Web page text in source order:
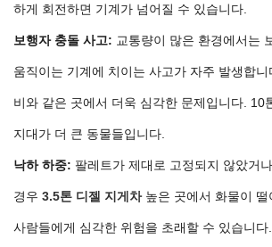
하게 회전하면 기계가 넘어질 수 있습니다.
보행자 충돌 사고: 교통량이 많은 환경에서는
움직이는 기계에 치이는 사고가 자주 발생합
비와 같은 곳에서 더욱 심각한 문제입니다. 10
지대가 더 큰 동물들입니다.
낙하 하중: 팔레트가 제대로 고정되지 않았거
경우 3.5톤 디젤 지게차 높은 곳에서 화물이
사람들에게 심각한 위험을 초래할 수 있습니다.